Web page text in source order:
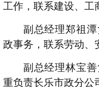
工作，联系建设、工
副总经理郑祖
政事务，联系劳动、
副总经理林宝
重负责长乐市政分公